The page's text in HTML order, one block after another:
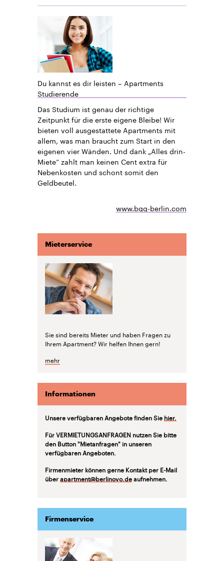
Du kannst es dir leisten – Apartments
Studierende
Das Studium ist genau der richtige
Zeitpunkt für die erste eigene Bleibe! Wir
bieten voll ausgestattete Apartments mit
allem, was man braucht zum Start in den
eigenen vier Wänden. Und dank „Alles drin-
Miete“ zahlt man keinen Cent extra für
Nebenkosten und schont somit den
Geldbeutel.
www.bgg-berlin.com
Mieterservice
Sie sind bereits Mieter und haben Fragen zu
Ihrem Apartment? Wir helfen Ihnen gern!
mehr
Informationen
Unsere verfügbaren Angebote finden Sie hier.
Für VERMIETUNGSANFRAGEN nutzen Sie bitte
den Button "Mietanfragen" in unseren
verfügbaren Angeboten.
Firmenmieter können gerne Kontakt per E-Mail
überapartment@berlinovo.deaufnehmen.
Firmenservice